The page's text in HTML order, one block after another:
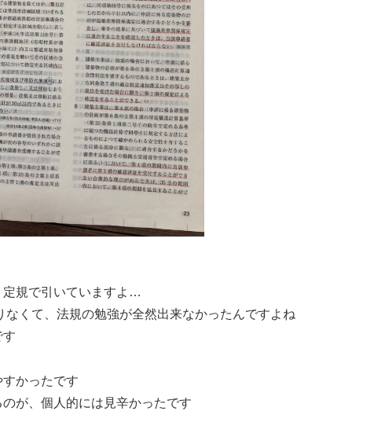
定規で引いていますよ…
なくて、法規の勉強が全然出来なかったんですよね
す
かったです
が、個人的には見辛かったです